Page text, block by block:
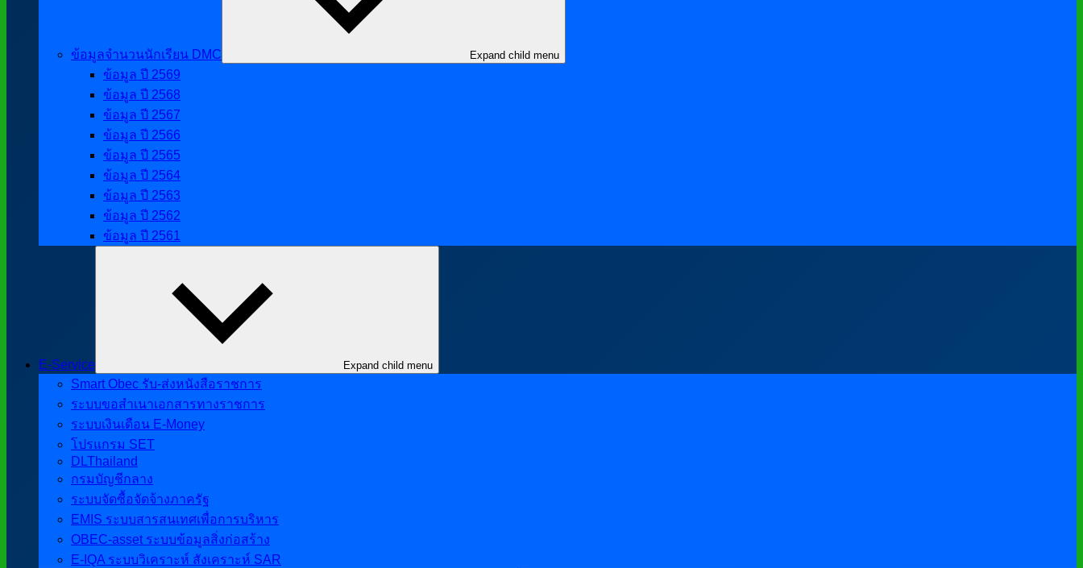
ข้อมูลจำนวนนักเรียน DMC Expand child menu
ข้อมูล ปี 2569
ข้อมูล ปี 2568
ข้อมูล ปี 2567
ข้อมูล ปี 2566
ข้อมูล ปี 2565
ข้อมูล ปี 2564
ข้อมูล ปี 2563
ข้อมูล ปี 2562
ข้อมูล ปี 2561
E-Service Expand child menu
Smart Obec รับ-ส่งหนังสือราชการ
ระบบขอสำเนาเอกสารทางราชการ
ระบบเงินเดือน E-Money
โปรแกรม SET
DLThailand
กรมบัญชีกลาง
ระบบจัดซื้อจัดจ้างภาครัฐ
EMIS ระบบสารสนเทศเพื่อการบริหาร
OBEC-asset ระบบข้อมูลสิ่งก่อสร้าง
E-IQA ระบบวิเคราะห์ สังเคราะห์ SAR